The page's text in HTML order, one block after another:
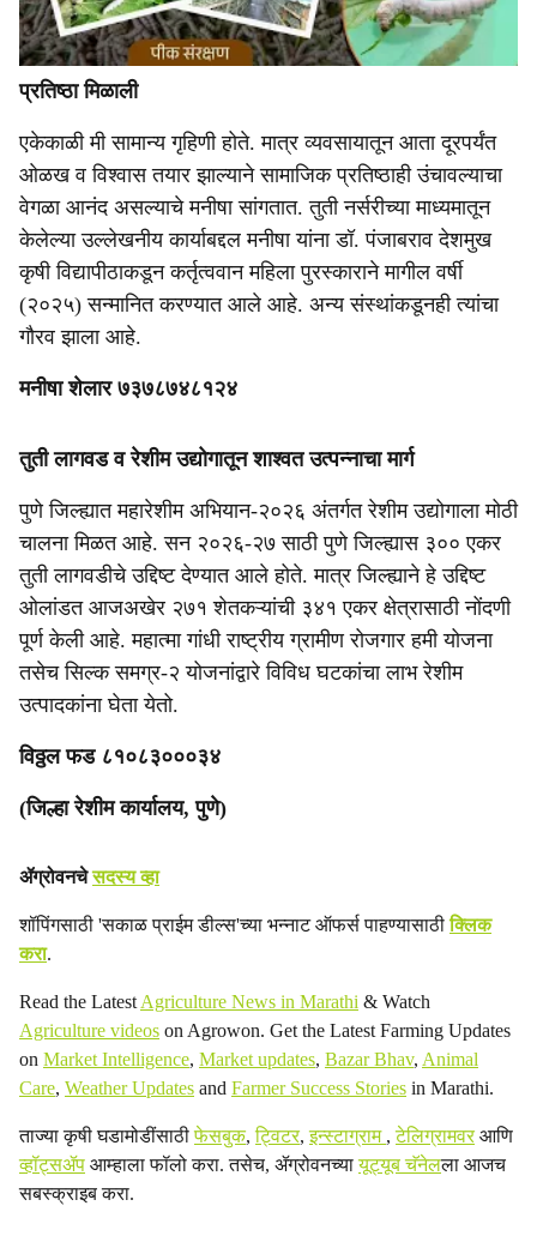
प्रतिष्ठा मिळाली
एकेकाळी मी सामान्य गृहिणी होते. मात्र व्यवसायातून आता दूरपर्यंत
ओळख व विश्‍वास तयार झाल्याने सामाजिक प्रतिष्ठाही उंचावल्याचा
वेगळा आनंद असल्याचे मनीषा सांगतात. तुती नर्सरीच्या माध्यमातून
केलेल्या उल्लेखनीय कार्याबद्दल मनीषा यांना डॉ. पंजाबराव देशमुख
कृषी विद्यापीठाकडून कर्तृत्ववान महिला पुरस्काराने मागील वर्षी
(२०२५) सन्मानित करण्यात आले आहे. अन्य संस्थांकडूनही त्यांचा
गौरव झाला आहे.
मनीषा शेलार ७३७८७४८१२४
तुती लागवड व रेशीम उद्योगातून शाश्वत उत्पन्नाचा मार्ग
पुणे जिल्ह्यात महारेशीम अभियान-२०२६ अंतर्गत रेशीम उद्योगाला मोठी
चालना मिळत आहे. सन २०२६-२७ साठी पुणे जिल्ह्यास ३०० एकर
तुती लागवडीचे उद्दिष्ट देण्यात आले होते. मात्र जिल्ह्याने हे उद्दिष्ट
ओलांडत आजअखेर २७१ शेतकऱ्यांची ३४१ एकर क्षेत्रासाठी नोंदणी
पूर्ण केली आहे. महात्मा गांधी राष्ट्रीय ग्रामीण रोजगार हमी योजना
तसेच सिल्क समग्र-२ योजनांद्वारे विविध घटकांचा लाभ रेशीम
उत्पादकांना घेता येतो.
विठ्ठल फड ८१०८३०००३४
(जिल्हा रेशीम कार्यालय, पुणे)
ॲग्रोवनचेसदस्य व्हा
शॉपिंगसाठी 'सकाळ प्राईम डील्स'च्या भन्नाट ऑफर्स पाहण्यासाठीक्लिक
करा.
Read the Latest Agriculture News in Marathi & Watch
Agriculture videos on Agrowon. Get the Latest Farming Updates
on Market Intelligence, Market updates, Bazar Bhav, Animal
Care, Weather Updates and Farmer Success Stories in Marathi.
ताज्या कृषी घडामोडींसाठीफेसबुक,ट्विटर,इन्स्टाग्राम ,टेलिग्रामवरआणि
व्हॉट्सॲप आम्हाला फॉलो करा. तसेच, ॲग्रोवनच्यायूट्यूब चॅनेलला आजच
सबस्क्राइब करा.